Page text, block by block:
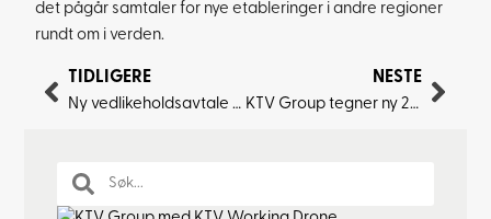
det pågår samtaler for nye etableringer i andre regioner
rundt om i verden.
TIDLIGERE
Ny vedlikeholdsavtale Sameiet Behind Living
NESTE
KTV Group tegner ny 20 års vedlikeholdsavtale Total